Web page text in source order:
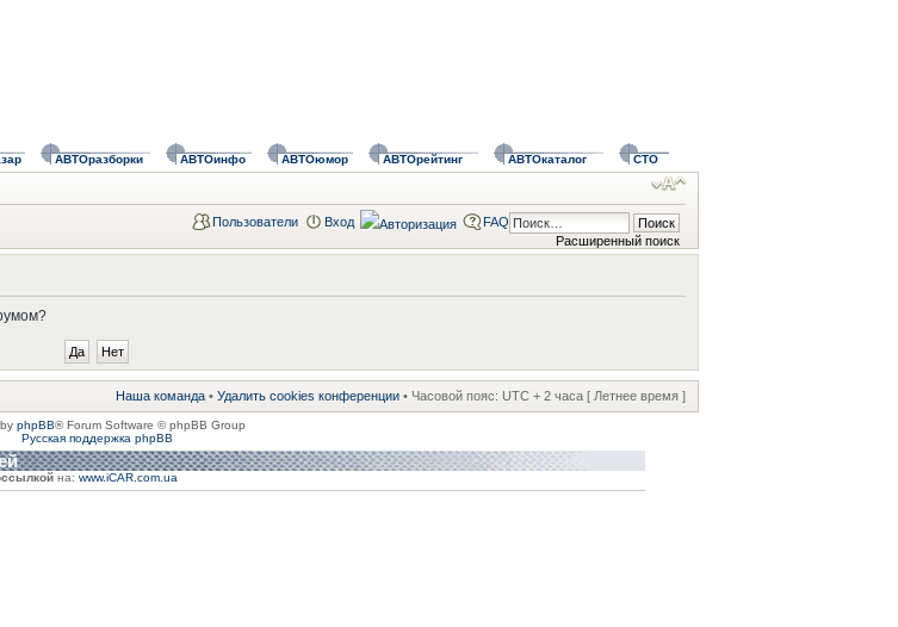
АВТОразборки АВТОинфо АВТОюмор АВТОрейтинг АВТОкаталог СТО
Расширенный поиск
Пользователи Вход FAQ
Наша команда • Удалить cookies конференции • Часовой пояс: UTC + 2 часа [ Летнее время ]
phpBB® Forum Software © phpBB Group
Русская поддержка phpBB
на: www.iCAR.com.ua